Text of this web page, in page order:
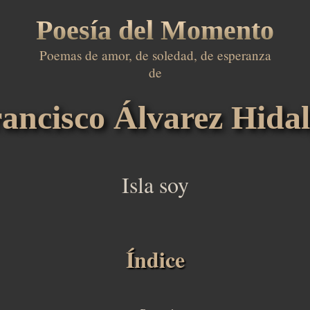
Poesía del Momento
Poemas de amor, de soledad, de esperanza
de
Álvarez
Isla soy
Índice